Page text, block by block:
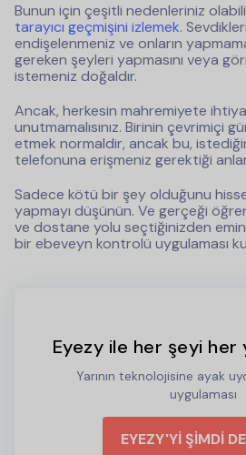
Bunun için çeşitli nedenleriniz
tarayıcı geçmişini izlemek.
endişelenmeniz ve onların
gereken şeyleri yapmasını veya
istemeniz doğaldır.
Ancak, herkesin mahremiyete
unutmamalısınız. Birinin çevrimiçi
etmek normaldir, ancak bu,
telefonuna erişmeniz gerektiği
Sadece kötü bir şey olduğunu
yapmayı düşünün. Ve gerçeği
ve dostane yolu seçtiğinizden
bir ebeveyn kontrolü uygulaması
Eyezy ile her şeyi her
Yarının teknolojisine ayak
uygulaması
EYEZY'Yİ ŞİMDİ